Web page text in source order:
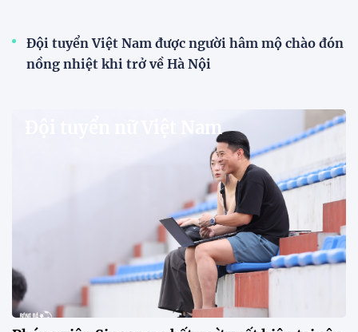
V.League chính thức khoác "áo mới" trước mùa
VPF chính thức ra mắt bộ nhận diện thương hiệu và
slogan mới cho hệ thống các giải bóng đá chuyên
nghiệp quốc gia, mở ra diện mạo mới cho V.League
trước mùa giải 2026-2027.
HLV Văn Sỹ Sơn: "Tôi đặt bút ký bằng niềm tin và
khát vọng"